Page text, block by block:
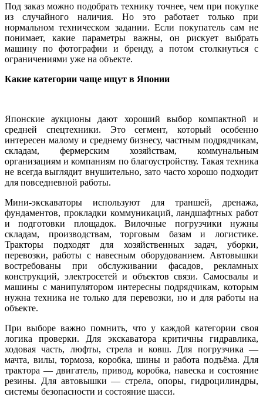
Под заказ можно подобрать технику точнее, чем при покупке
из случайного наличия. Но это работает только при
нормальном техническом задании. Если покупатель сам не
понимает, какие параметры важны, он рискует выбрать
машину по фотографии и бренду, а потом столкнуться с
ограничениями уже на объекте.
Какие категории чаще ищут в Японии
Японские аукционы дают хороший выбор компактной и
средней спецтехники. Это сегмент, который особенно
интересен малому и среднему бизнесу, частным подрядчикам,
складам, фермерским хозяйствам, коммунальным
организациям и компаниям по благоустройству. Такая техника
не всегда выглядит внушительно, зато часто хорошо подходит
для повседневной работы.
Мини-экскаваторы используют для траншей, дренажа,
фундаментов, прокладки коммуникаций, ландшафтных работ
и подготовки площадок. Вилочные погрузчики нужны
складам, производствам, торговым базам и логистике.
Тракторы подходят для хозяйственных задач, уборки,
перевозки, работы с навесным оборудованием. Автовышки
востребованы при обслуживании фасадов, рекламных
конструкций, электросетей и объектов связи. Самосвалы и
машины с манипулятором интересны подрядчикам, которым
нужна техника не только для перевозки, но и для работы на
объекте.
При выборе важно помнить, что у каждой категории своя
логика проверки. Для экскаватора критичны гидравлика,
ходовая часть, люфты, стрела и ковш. Для погрузчика —
мачта, вилы, тормоза, коробка, шины и работа подъёма. Для
трактора — двигатель, привод, коробка, навеска и состояние
резины. Для автовышки — стрела, опоры, гидроцилиндры,
системы безопасности и состояние шасси.